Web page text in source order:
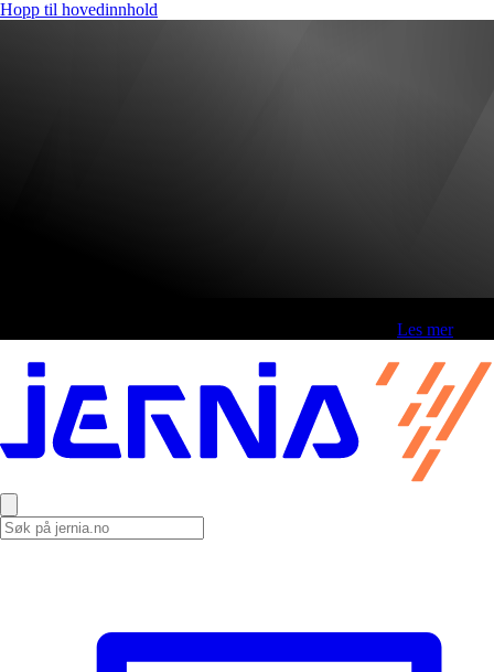
Hopp til hovedinnhold
Les mer